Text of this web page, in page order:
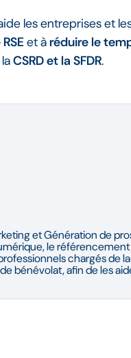
les entreprises et
et àréduire le
CSRD et la SFDR.
et Génération de
le référencement
chargés de
bénévolat, afin de les